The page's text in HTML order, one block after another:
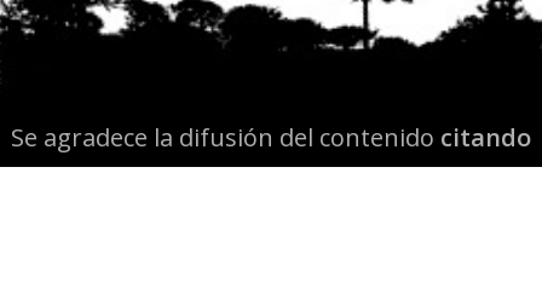
Se agradece la difusión del contenido citando
la fuente www.mapuexpress.org